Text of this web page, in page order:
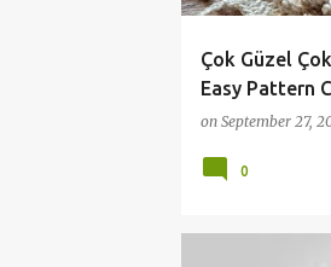
Çok Güzel
Easy Pattern
on September 27,
0